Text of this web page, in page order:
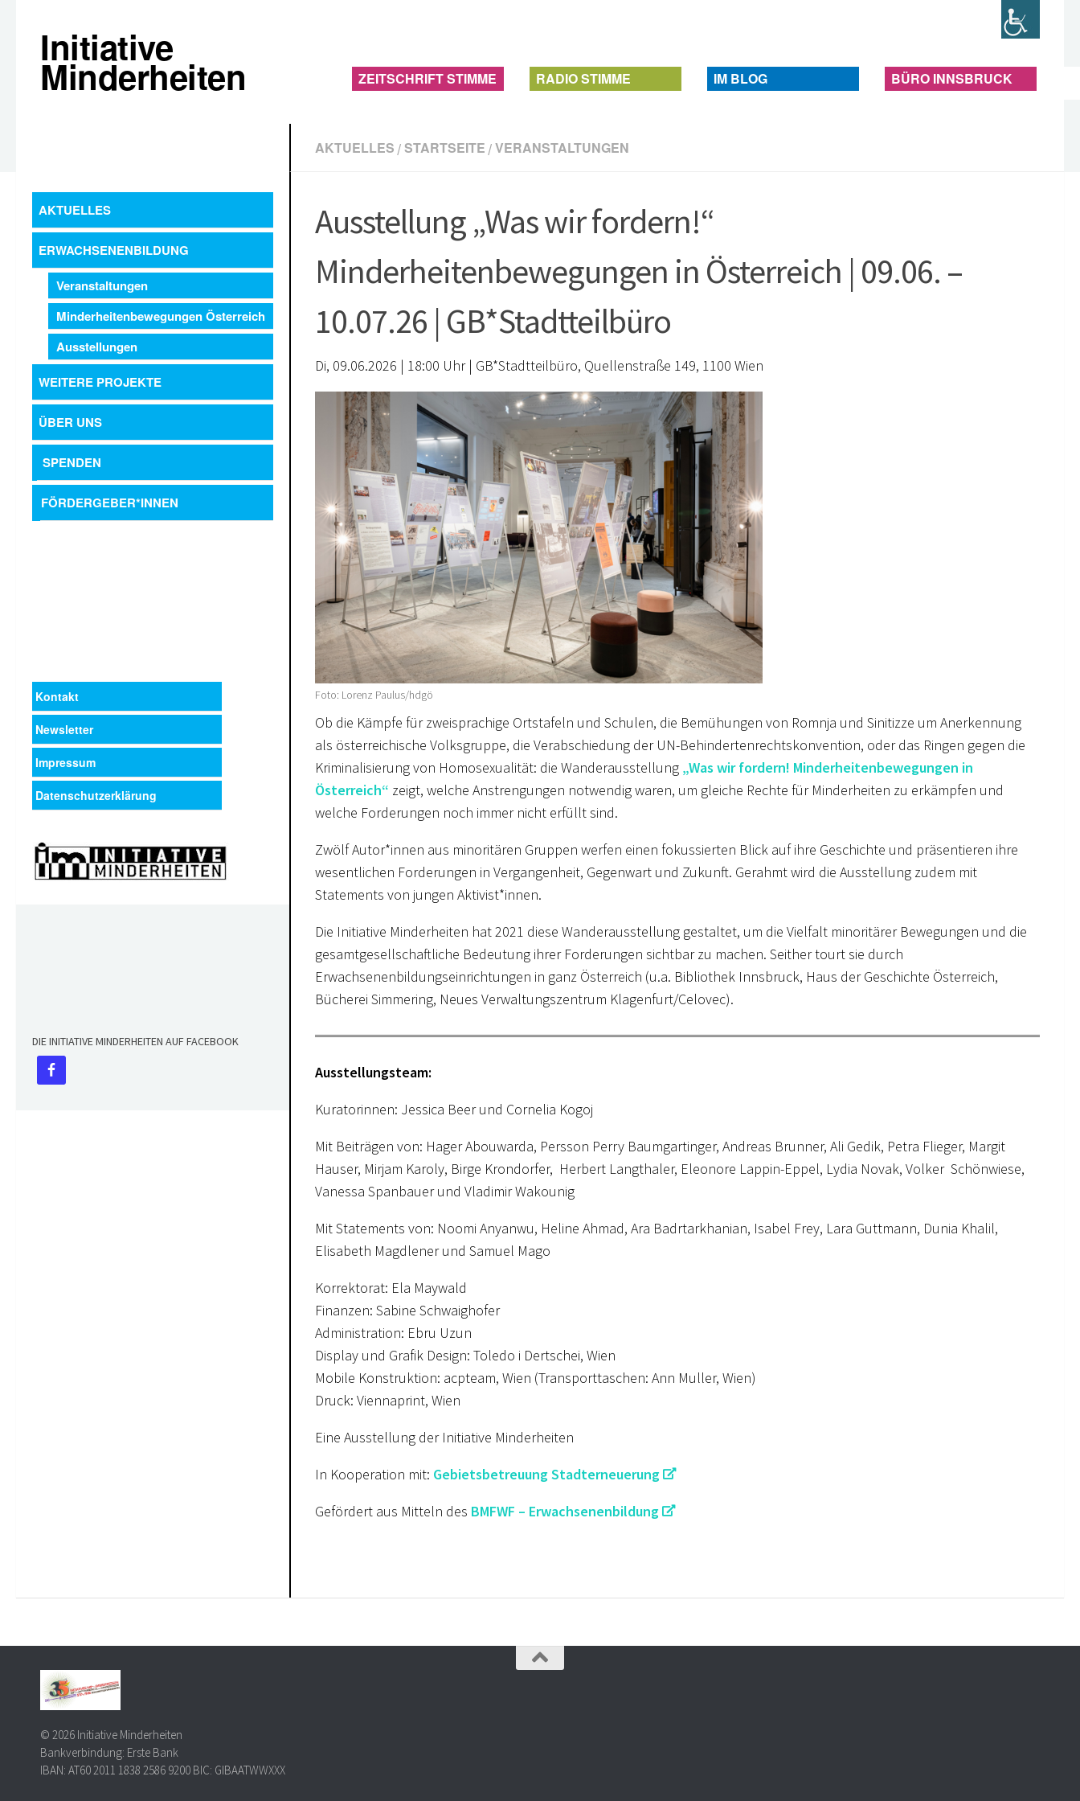
Initiative
Minderheiten ZEITSCHRIFT STIMME RADIO STIMME IM BLOG BÜRO INNSBRUCK
AKTUELLES / STARTSEITE / VERANSTALTUNGEN
Ausstellung „Was wir fordern!“
Minderheitenbewegungen in Österreich | 09.06. –
10.07.26 | GB*Stadtteilbüro
Di, 09.06.2026 | 18:00 Uhr | GB*Stadtteilbüro, Quellenstraße 149, 1100 Wien
Foto: Lorenz Paulus/hdgö
Ob die Kämpfe für zweisprachige Ortstafeln und Schulen, die Bemühungen von Romnja und Sinitizze um Anerkennung
als österreichische Volksgruppe, die Verabschiedung der UN-Behindertenrechtskonvention, oder das Ringen gegen die
Kriminalisierung von Homosexualität: die Wanderausstellung „Was wir fordern! Minderheitenbewegungen in
Österreich“ zeigt, welche Anstrengungen notwendig waren, um gleiche Rechte für Minderheiten zu erkämpfen und
welche Forderungen noch immer nicht erfüllt sind.
Zwölf Autor*innen aus minoritären Gruppen werfen einen fokussierten Blick auf ihre Geschichte und präsentieren ihre
wesentlichen Forderungen in Vergangenheit, Gegenwart und Zukunft. Gerahmt wird die Ausstellung zudem mit
Statements von jungen Aktivist*innen.
Die Initiative Minderheiten hat 2021 diese Wanderausstellung gestaltet, um die Vielfalt minoritärer Bewegungen und die
gesamtgesellschaftliche Bedeutung ihrer Forderungen sichtbar zu machen. Seither tourt sie durch
Erwachsenenbildungseinrichtungen in ganz Österreich (u.a. Bibliothek Innsbruck, Haus der Geschichte Österreich,
Bücherei Simmering, Neues Verwaltungszentrum Klagenfurt/Celovec).
Ausstellungsteam:
Kuratorinnen: Jessica Beer und Cornelia Kogoj
Mit Beiträgen von: Hager Abouwarda, Persson Perry Baumgartinger, Andreas Brunner, Ali Gedik, Petra Flieger, Margit
Hauser, Mirjam Karoly, Birge Krondorfer, Herbert Langthaler, Eleonore Lappin-Eppel, Lydia Novak, Volker Schönwiese,
Vanessa Spanbauer und Vladimir Wakounig
Mit Statements von: Noomi Anyanwu, Heline Ahmad, Ara Badrtarkhanian, Isabel Frey, Lara Guttmann, Dunia Khalil,
Elisabeth Magdlener und Samuel Mago
Korrektorat: Ela Maywald
Finanzen: Sabine Schwaighofer
Administration: Ebru Uzun
Display und Grafik Design: Toledo i Dertschei, Wien
Mobile Konstruktion: acpteam, Wien (Transporttaschen: Ann Muller, Wien)
Druck: Viennaprint, Wien
Eine Ausstellung der Initiative Minderheiten
In Kooperation mit: Gebietsbetreuung Stadterneuerung
Gefördert aus Mitteln des BMFWF – Erwachsenenbildung
AKTUELLES
ERWACHSENENBILDUNG
Veranstaltungen
Minderheitenbewegungen Österreich
Ausstellungen
WEITERE PROJEKTE
ÜBER UNS
SPENDEN
FÖRDERGEBER*INNEN
Kontakt
Newsletter
Impressum
Datenschutzerklärung
DIE INITIATIVE MINDERHEITEN AUF FACEBOOK
© 2026 Initiative Minderheiten
Bankverbindung: Erste Bank
IBAN: AT60 2011 1838 2586 9200 BIC: GIBAATWWXXX